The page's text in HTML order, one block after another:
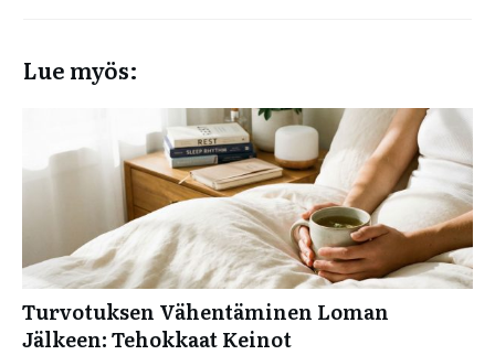
Lue myös:
Turvotuksen Vähentäminen Loman
Jälkeen: Tehokkaat Keinot